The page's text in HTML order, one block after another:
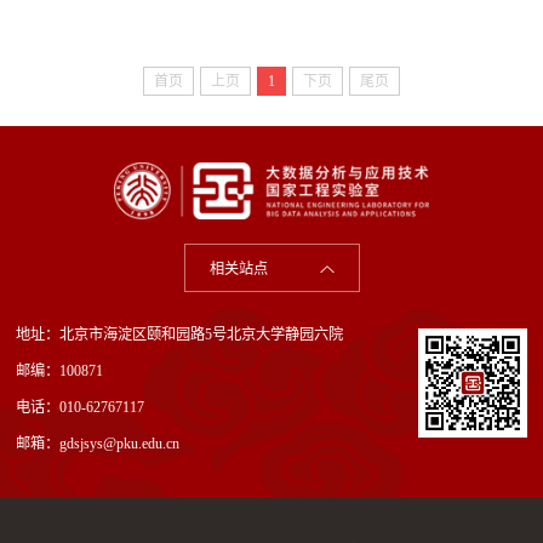
首页 上页 1 下页 尾页
相关站点
地址：北京市海淀区颐和园路5号北京大学静园六院
邮编：100871
电话：010-62767117
邮箱：gdsjsys@pku.edu.cn